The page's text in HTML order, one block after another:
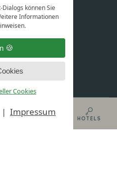
können Sie
Informationen
Cookies
Impressum
GUTSCHEINE HOTELS